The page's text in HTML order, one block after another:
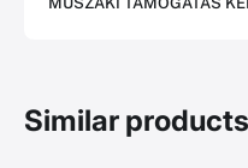
Similar products